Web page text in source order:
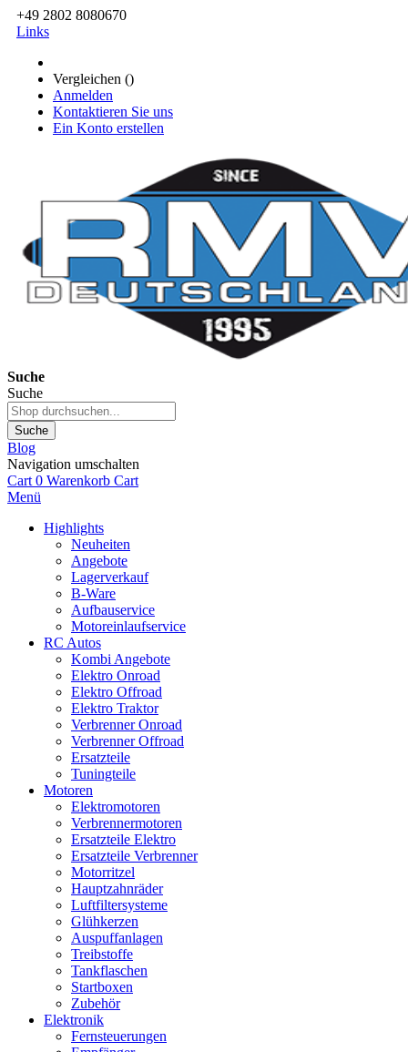
+49 2802 8080670
Links
Vergleichen ()
Anmelden
Kontaktieren Sie uns
Ein Konto erstellen
Suche
Suche
Suche
Blog
Navigation umschalten
Cart 0 Warenkorb Cart
Menü
Highlights
Neuheiten
Angebote
Lagerverkauf
B-Ware
Aufbauservice
Motoreinlaufservice
RC Autos
Kombi Angebote
Elektro Onroad
Elektro Offroad
Elektro Traktor
Verbrenner Onroad
Verbrenner Offroad
Ersatzteile
Tuningteile
Motoren
Elektromotoren
Verbrennermotoren
Ersatzteile Elektro
Ersatzteile Verbrenner
Motorritzel
Hauptzahnräder
Luftfiltersysteme
Glühkerzen
Auspuffanlagen
Treibstoffe
Tankflaschen
Startboxen
Zubehör
Elektronik
Fernsteuerungen